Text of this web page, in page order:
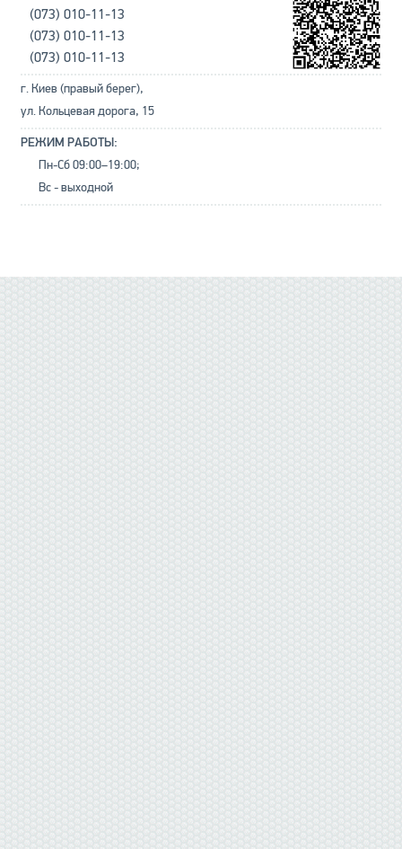
(073) 010-11-13
(073) 010-11-13
(073) 010-11-13
г. Киев (правый берег),
ул. Кольцевая дорога, 15
РЕЖИМ РАБОТЫ:
Пн-Сб 09:00–19:00;
Вс - выходной